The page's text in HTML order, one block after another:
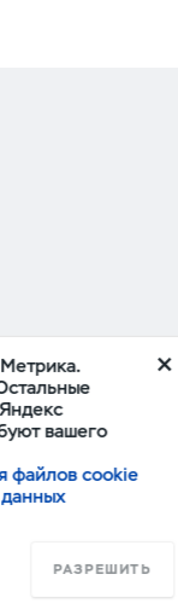
вашего
файлов cookie
РАЗРЕШИТЬ